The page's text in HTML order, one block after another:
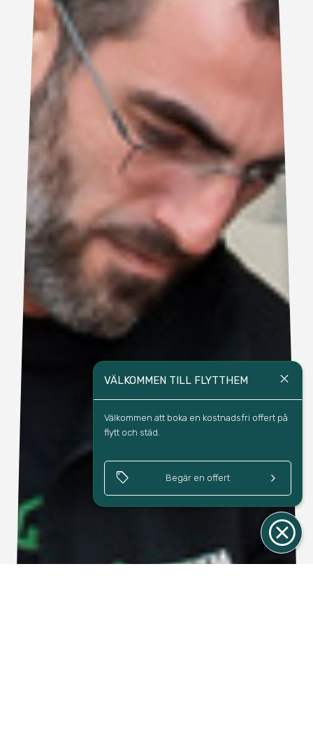
cancel
VÄLKOMMEN TILL FLYTTHEM close
Välkommen att boka en kostnadsfri offert på
flytt och städ.
sell Begär en offert keyboard_arrow_right